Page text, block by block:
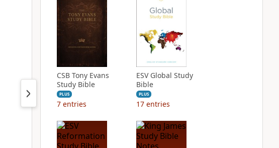
CSB Tony Evans
Study Bible
PLUS
7 entries
ESV Global Study
Bible
PLUS
17 entries